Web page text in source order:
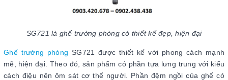
SG721 là ghế trưởng phòng có thiết kế đẹp, hiện đại
Ghế trưởng phòng SG721 được thiết kế với phong cách mạnh
mẽ, hiện đại. Theo đó, sản phẩm có phần tựa lưng trung với kiểu
cách điệu nên ôm sát cơ thể người. Phần đệm ngồi của ghế có